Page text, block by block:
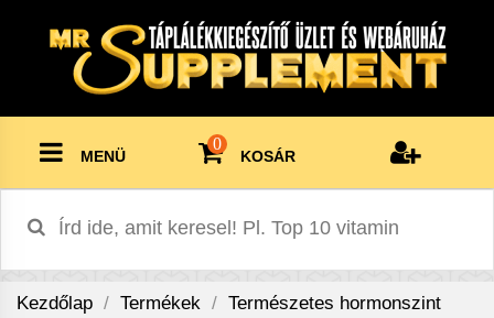
MENÜ
0
KOSÁR
Kezdőlap Termékek
Természetes hormonszint